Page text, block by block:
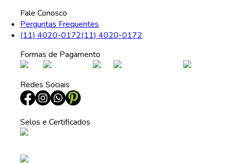
Fale Conosco
Perguntas Frequentes
(11) 4020-0172(11) 4020-0172
Formas de Pagamento
Redes Sociais
Selos e Certificados